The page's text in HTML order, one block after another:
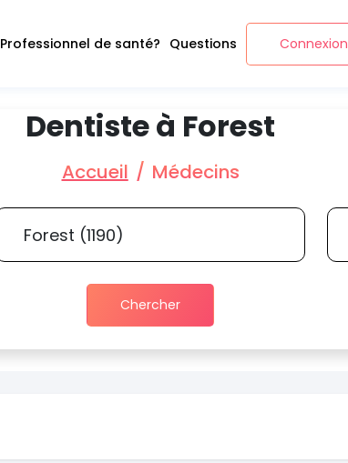
Professionnel de santé? Questions Connexion
Dentiste à Forest
Accueil Médecins
Chercher